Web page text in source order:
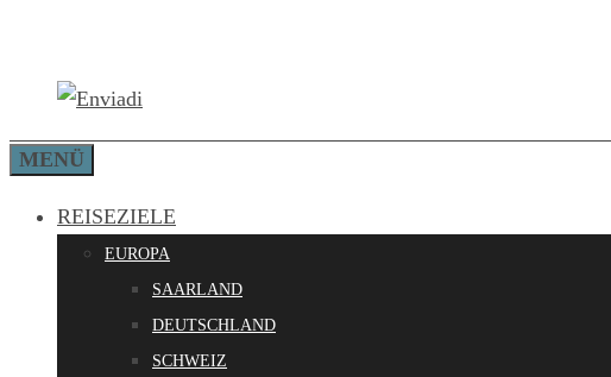
springen
MENÜ
REISEZIELE
EUROPA
SAARLAND
DEUTSCHLAND
SCHWEIZ